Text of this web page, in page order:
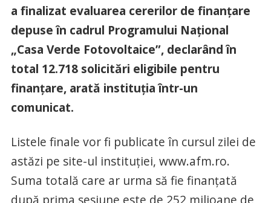
a finalizat evaluarea cererilor de finanțare
depuse în cadrul Programului Naţional
„Casa Verde Fotovoltaice”, declarând în
total 12.718 solicitări eligibile pentru
finanţare, arată instituția într-un
comunicat.
Listele finale vor fi publicate în cursul zilei de
astăzi pe site-ul instituției, www.afm.ro.
Suma totală care ar urma să fie finanțată
după prima sesiune este de 252 milioane de